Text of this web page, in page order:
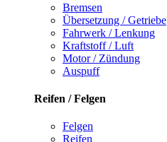
Bremsen
Übersetzung / Getriebe
Fahrwerk / Lenkung
Kraftstoff / Luft
Motor / Zündung
Auspuff
Reifen / Felgen
Felgen
Reifen